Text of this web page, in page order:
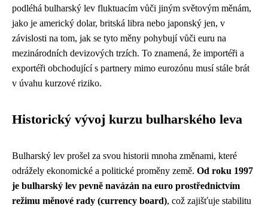
podléhá bulharský lev fluktuacím vůči jiným světovým měnám,
jako je americký dolar, britská libra nebo japonský jen, v
závislosti na tom, jak se tyto měny pohybují vůči euru na
mezinárodních devizových trzích. To znamená, že importéři a
exportéři obchodující s partnery mimo eurozónu musí stále brát
v úvahu kurzové riziko.
Historický vývoj kurzu bulharského leva
Bulharský lev prošel za svou historii mnoha změnami, které
odrážely ekonomické a politické proměny země. Od roku 1997
je bulharský lev pevně navázán na euro prostřednictvím
režimu měnové rady (currency board), což zajišťuje stabilitu